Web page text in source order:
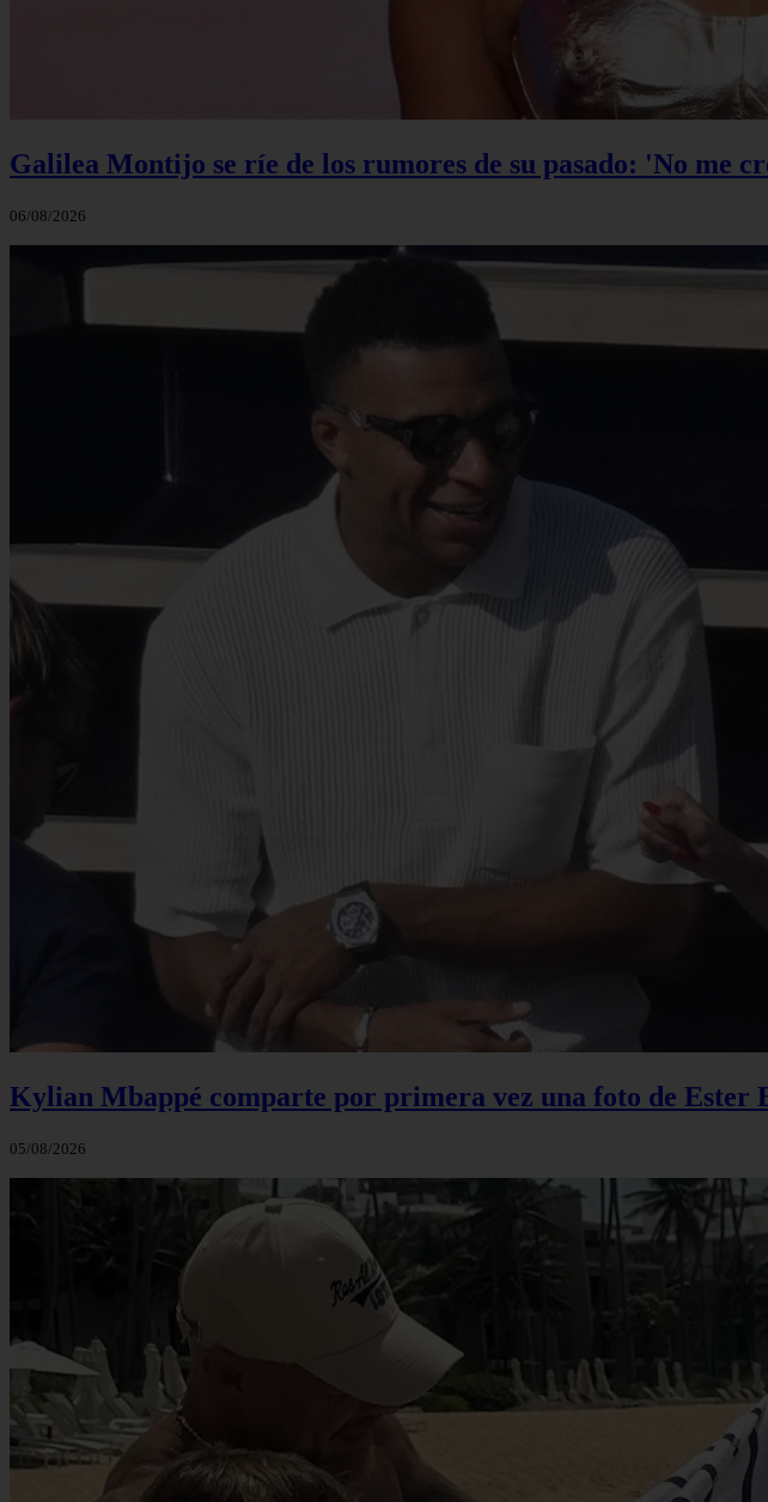
Galilea Montijo se ríe de los rumores de su pasado: 'No me
06/08/2026
Kylian Mbappé comparte por primera vez una foto de Ester
05/08/2026